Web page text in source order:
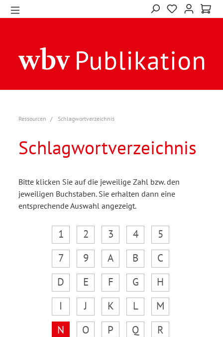
Ressourcen Schlagwortverzeichnis
Schlagwortverzeichnis
Bitte klicken Sie auf die jeweilige Zahl bzw. den
jeweiligen Buchstaben. Sie erhalten dann eine
entsprechende Auswahl angezeigt.
1 2 3 4
5
7
9 A B
C
D
E F G
H
I
J K L
M
N
O P Q
R